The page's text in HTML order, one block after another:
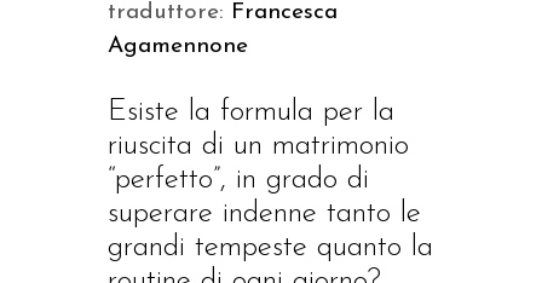
traduttore: Francesca
Agamennone
Esiste la formula per la
riuscita di un matrimonio
“perfetto”, in grado di
superare indenne tanto le
grandi tempeste quanto la